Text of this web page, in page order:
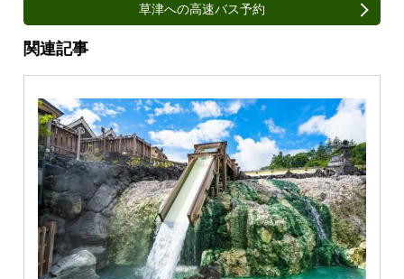
草津への高速バス予約
関連記事